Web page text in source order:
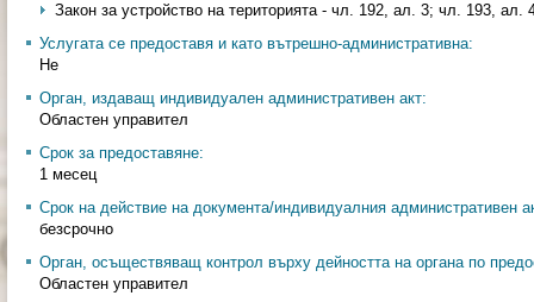
Закон за устройство на територията - чл. 192, ал. 3; чл. 193, ал.
Услугата се предоставя и като вътрешно-административна:
Не
Орган, издаващ индивидуален административен акт:
Областен управител
Срок за предоставяне:
1 месец
Срок на действие на документа/индивидуалния административен
безсрочно
Орган, осъществяващ контрол върху дейността на органа по
Областен управител